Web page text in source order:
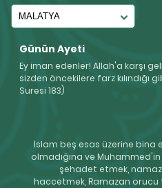
Günün Ayeti
Ey iman edenler! Allah'a karşı
sizden öncekilere farz kılındığı
Suresi 183)
İslam beş esas üzerine bina
olmadığına ve
şehadet etmek,
haccetmek, Ramazan orucu